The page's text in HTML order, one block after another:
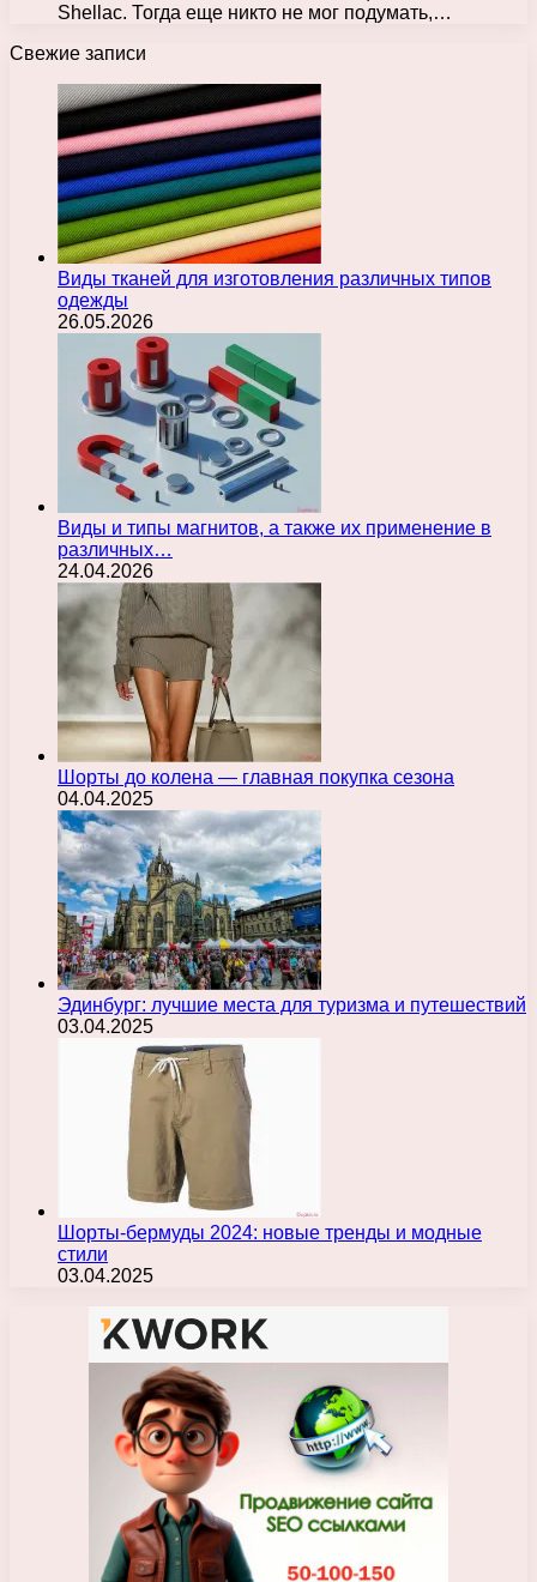
Shellac. Тогда еще никто не мог подумать,…
Свежие записи
Виды тканей для изготовления различных типов
одежды
26.05.2026
Виды и типы магнитов, а также их применение в
различных…
24.04.2026
Шорты до колена — главная покупка сезона
04.04.2025
Эдинбург: лучшие места для туризма и путешествий
03.04.2025
Шорты-бермуды 2024: новые тренды и модные
стили
03.04.2025